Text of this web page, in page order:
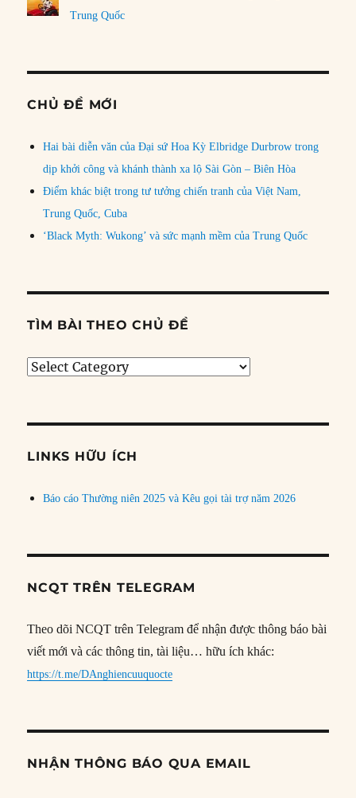
Trung Quốc
CHỦ ĐỀ MỚI
Hai bài diễn văn của Đại sứ Hoa Kỳ Elbridge Durbrow trong
dịp khởi công và khánh thành xa lộ Sài Gòn – Biên Hòa
Điểm khác biệt trong tư tưởng chiến tranh của Việt Nam,
Trung Quốc, Cuba
‘Black Myth: Wukong’ và sức mạnh mềm của Trung Quốc
TÌM BÀI THEO CHỦ ĐỀ
Tìm
đề
LINKS HỮU ÍCH
Báo cáo Thường niên 2025 và Kêu gọi tài trợ năm 2026
NCQT TRÊN TELEGRAM
Theo dõi NCQT trên Telegram để nhận được thông báo bài
viết mới và các thông tin, tài liệu… hữu ích khác:
https://t.me/DAnghiencuuquocte
NHẬN THÔNG BÁO QUA EMAIL